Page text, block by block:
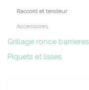
Raccord et tendeur
Accessoires
Grillage ronce barrieres
Piquets et lisses